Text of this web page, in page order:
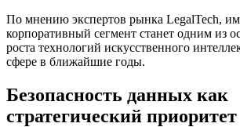
По мнению экспертов рынка LegalTech,
корпоративный сегмент станет одним из
роста технологий искусственного
сфере в ближайшие годы.
Безопасность данных как
стратегический приоритет